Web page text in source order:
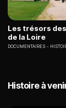
Les trésors
de la Loire
DOCUMENTAIRES
Histoire à